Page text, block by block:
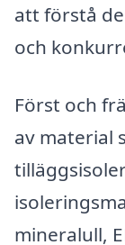
att förstå
och
Först och
av material
mineralull,